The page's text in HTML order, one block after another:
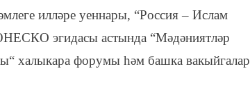
илләре уеннары, “Россия – Ислам
эгидасы астында “Мәдәниятләр
халыкара форумы һәм башка вакыйгалар